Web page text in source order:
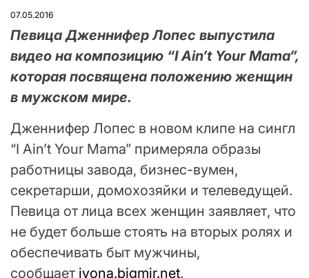
07.05.2016
Певица Дженнифер Лопес выпустила
видео на композицию “I Ain’t Your Mama”,
которая посвящена положению женщин
в мужском мире.
Дженнифер Лопес в новом клипе на сингл
“I Ain’t Your Mama” примеряла образы
работницы завода, бизнес-вумен,
секретарши, домохозяйки и телеведущей.
Певица от лица всех женщин заявляет, что
не будет больше стоять на вторых ролях и
обеспечивать быт мужчины,
сообщает ivona.bigmir.net.